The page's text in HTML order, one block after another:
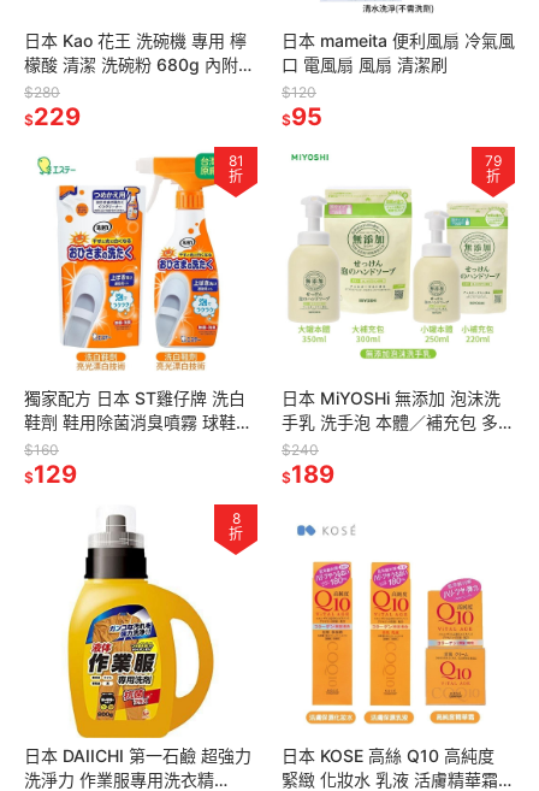
日本 Kao 花王 洗碗機 專用 檸
檬酸 清潔 洗碗粉 680g 內附量
匙
$280
$229
日本 mameita 便利風扇 冷氣風
口 電風扇 風扇 清潔刷
$120
$95
81
折
獨家配方 日本 ST雞仔牌 洗白
鞋劑 鞋用除菌消臭噴霧 球鞋專
用-240ml 噴300次
$160
$129
79
折
日本 MiYOSHi 無添加 泡沫洗
手乳 洗手泡 本體／補充包 多款
任選
$240
$189
8
折
日本 DAIICHI 第一石鹼 超強力
洗淨力 作業服專用洗衣精
日本 KOSE 高絲 Q10 高純度
緊緻 化妝水 乳液 活膚精華霜